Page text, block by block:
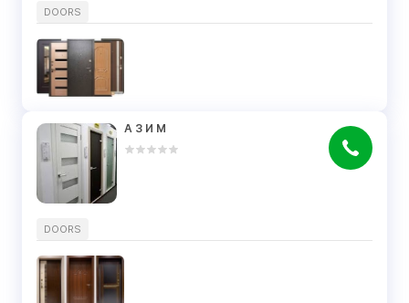
DOORS
А З И М
DOORS